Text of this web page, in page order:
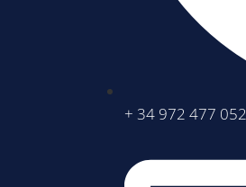
+ 34 972 477 052